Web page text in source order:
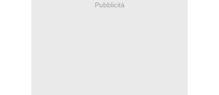
Pubblicità